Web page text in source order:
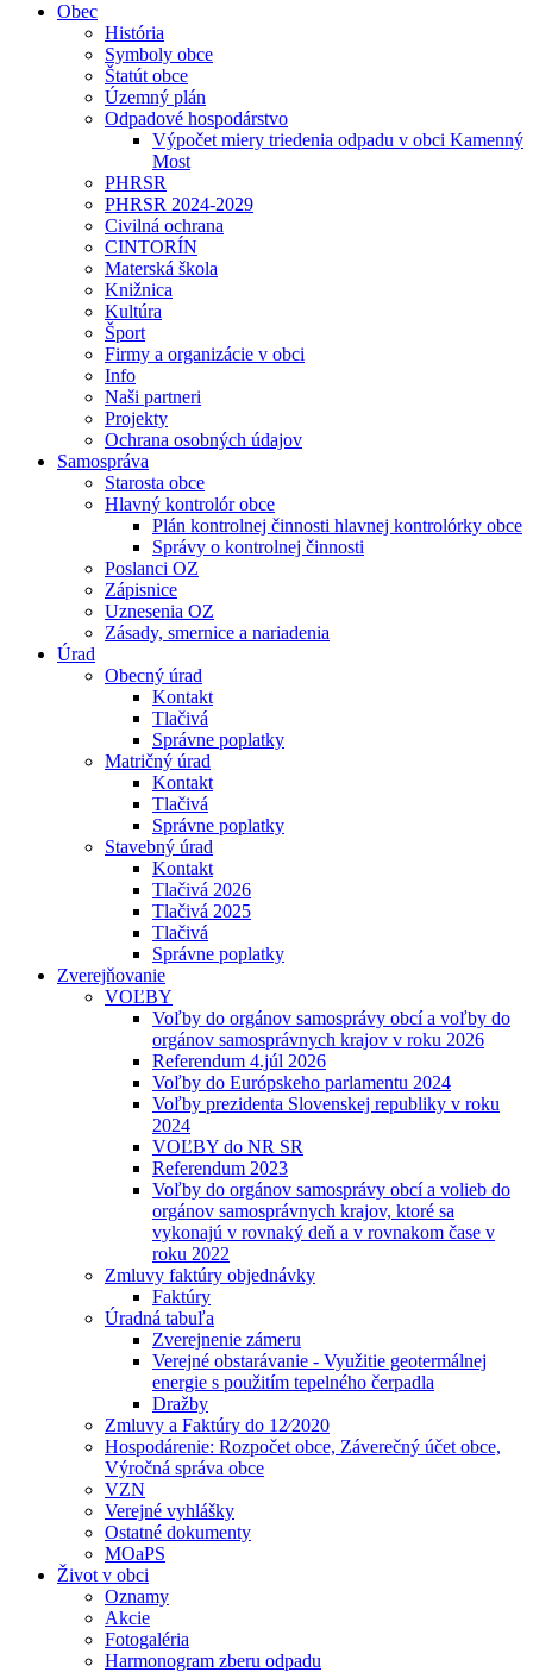
Obec
História
Symboly obce
Štatút obce
Územný plán
Odpadové hospodárstvo
Výpočet miery triedenia odpadu v obci Kamenný
Most
PHRSR
PHRSR 2024-2029
Civilná ochrana
CINTORÍN
Materská škola
Knižnica
Kultúra
Šport
Firmy a organizácie v obci
Info
Naši partneri
Projekty
Ochrana osobných údajov
Samospráva
Starosta obce
Hlavný kontrolór obce
Plán kontrolnej činnosti hlavnej kontrolórky obce
Správy o kontrolnej činnosti
Poslanci OZ
Zápisnice
Uznesenia OZ
Zásady, smernice a nariadenia
Úrad
Obecný úrad
Kontakt
Tlačivá
Správne poplatky
Matričný úrad
Kontakt
Tlačivá
Správne poplatky
Stavebný úrad
Kontakt
Tlačivá 2026
Tlačivá 2025
Tlačivá
Správne poplatky
Zverejňovanie
VOĽBY
Voľby do orgánov samosprávy obcí a voľby do
orgánov samosprávnych krajov v roku 2026
Referendum 4.júl 2026
Voľby do Európskeho parlamentu 2024
Voľby prezidenta Slovenskej republiky v roku
2024
VOĽBY do NR SR
Referendum 2023
Voľby do orgánov samosprávy obcí a volieb do
orgánov samosprávnych krajov, ktoré sa
vykonajú v rovnaký deň a v rovnakom čase v
roku 2022
Zmluvy faktúry objednávky
Faktúry
Úradná tabuľa
Zverejnenie zámeru
Verejné obstarávanie - Využitie geotermálnej
energie s použitím tepelného čerpadla
Dražby
Zmluvy a Faktúry do 12⁄2020
Hospodárenie: Rozpočet obce, Záverečný účet obce,
Výročná správa obce
VZN
Verejné vyhlášky
Ostatné dokumenty
MOaPS
Život v obci
Oznamy
Akcie
Fotogaléria
Harmonogram zberu odpadu